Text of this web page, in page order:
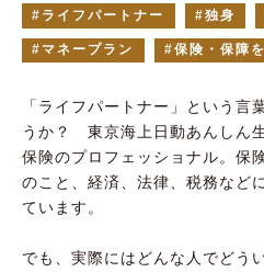
ライフパートナー 独身
マネープラン 保険・保障
「ライフパートナー」という⾔
うか？ 東京海上日動あんしん
保険のプロフェッショナル。保
のこと、経済、法律、税務など
ています。
でも、実際にはどんな人でどう